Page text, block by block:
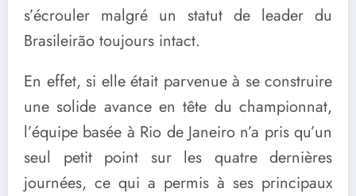
s’écrouler malgré un statut de leader du
Brasileirão toujours intact.
En effet, si elle était parvenue à se construire
une solide avance en tête du championnat,
l’équipe basée à Rio de Janeiro n’a pris qu’un
seul petit point sur les quatre dernières
journées, ce qui a permis à ses principaux